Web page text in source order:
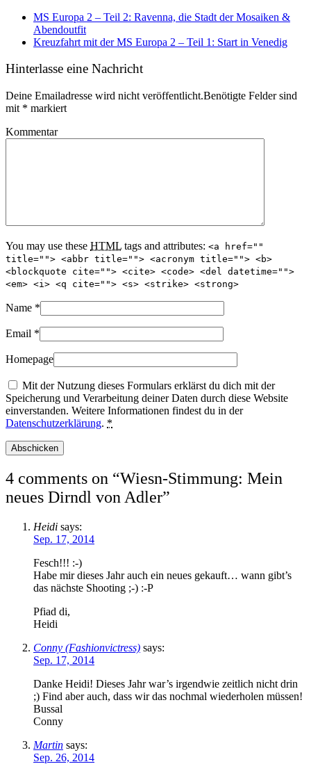
MS Europa 2 – Teil 2: Ravenna, die Stadt der Mosaiken &
Abendoutfit
Kreuzfahrt mit der MS Europa 2 – Teil 1: Start in Venedig
Hinterlasse eine Nachricht
Deine Emailadresse wird nicht veröffentlicht.Benötigte Felder sind
mit * markiert
Kommentar
You may use these HTML tags and attributes: <a href=""
title=""> <abbr title=""> <acronym title=""> <b>
<blockquote cite=""> <cite> <code> <del datetime="">
<em> <i> <q cite=""> <s> <strike> <strong>
Name *
Email *
Homepage
Mit der Nutzung dieses Formulars erklärst du dich mit der
Speicherung und Verarbeitung deiner Daten durch diese Website
einverstanden. Weitere Informationen findest du in der
Datenschutzerklärung. *
4 comments on “Wiesn-Stimmung: Mein
neues Dirndl von Adler”
Heidi says:
Sep. 17, 2014
Fesch!!! :-)
Habe mir dieses Jahr auch ein neues gekauft… wann gibt’s
das nächste Shooting ;-) :-P
Pfiad di,
Heidi
Conny (Fashionvictress) says:
Sep. 17, 2014
Danke Heidi! Dieses Jahr war’s irgendwie zeitlich nicht drin
;) Find aber auch, dass wir das nochmal wiederholen müssen!
Bussal
Conny
Martin says:
Sep. 26, 2014